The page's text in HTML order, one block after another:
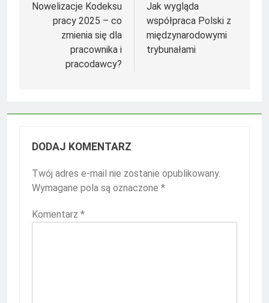
wpisu
Nowelizacje Kodeksu
pracy 2025 – co
zmienia się dla
pracownika i
pracodawcy?
Jak wygląda
współpraca Polski z
międzynarodowymi
trybunałami
DODAJ KOMENTARZ
Twój adres e-mail nie zostanie opublikowany.
Wymagane pola są oznaczone *
Komentarz *